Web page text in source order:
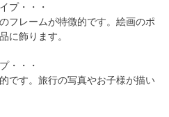
プ・・・
フレームが特徴的です。絵画のポ
に飾ります。
・・・
です。旅行の写真やお子様が描い